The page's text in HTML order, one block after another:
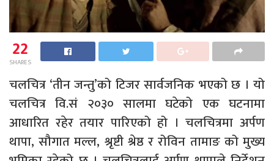
22
SHARES
चलचित्र ‘तीन जन्तु’को टिजर सार्वजनिक भएको छ । यो
चलचित्र वि.सं २०३० सालमा घटेको एक घटनामा
आधारित रहेर तयार पारिएको हो । चलचित्रमा अर्पण
थापा, सौगात मल्ल, श्रृष्टी श्रेष्ठ र रोविन तामाङ को मुख्य